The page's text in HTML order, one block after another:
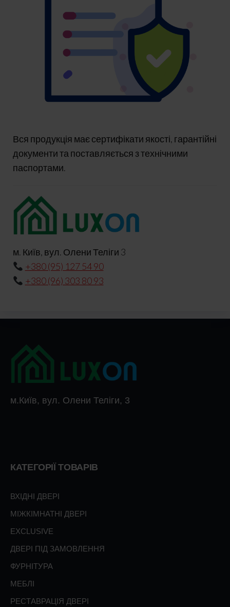
Вся продукція має сертифікати якості, гарантійні
документи та поставляється з технічними
паспортами.
м. Київ, вул. Олени Теліги 3
+380 (95) 127 54 90
+380 (96) 303 80 93
м.Київ, вул. Олени Теліги, 3
КАТЕГОРІЇ ТОВАРІВ
ВХІДНІ ДВЕРІ
МІЖКІМНАТНІ ДВЕРІ
EXCLUSIVE
ДВЕРІ ПІД ЗАМОВЛЕННЯ
ФУРНІТУРА
МЕБЛІ
РЕСТАВРАЦІЯ ДВЕРІ